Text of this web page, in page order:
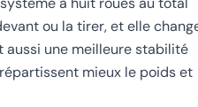
ou la tirer, et elle
aussi une meilleure stabilité
mieux le poids et